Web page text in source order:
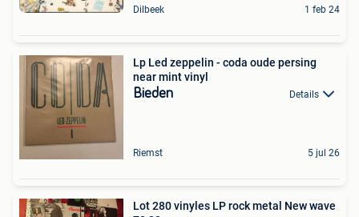
Dilbeek 1 feb 24
Lp Led zeppelin - coda oude persing
near mint vinyl
Bieden Details
Riemst 5 jul 26
Lot 280 vinyles LP rock metal New wave